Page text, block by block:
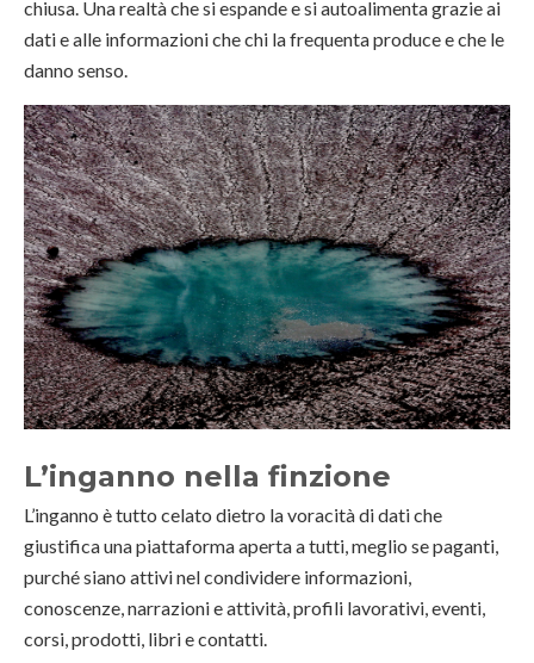
chiusa. Una realtà che si espande e si autoalimenta grazie ai
dati e alle informazioni che chi la frequenta produce e che le
danno senso.
L’inganno nella finzione
L’inganno è tutto celato dietro la voracità di dati che
giustifica una piattaforma aperta a tutti, meglio se paganti,
purché siano attivi nel condividere informazioni,
conoscenze, narrazioni e attività, profili lavorativi, eventi,
corsi, prodotti, libri e contatti.